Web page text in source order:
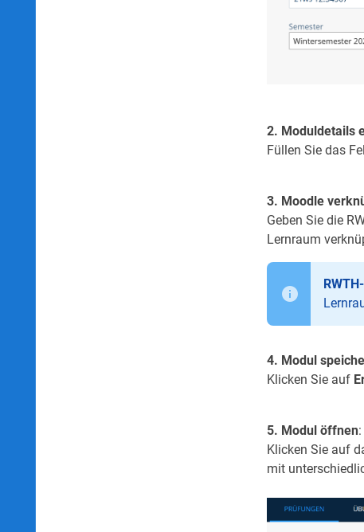
2. Moduldetails
Füllen Sie das
3. Moodle
Geben Sie die
Lernraum
4. Modul
Klicken Sie auf
5. Modul öffnen:
Klicken Sie auf
mit